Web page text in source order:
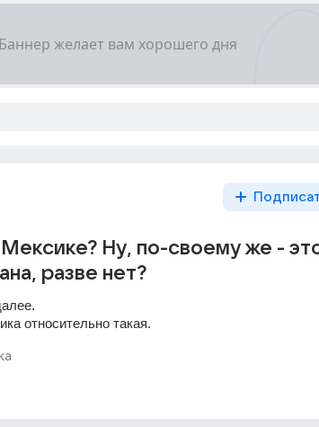
Ну, по-своему же -
разве нет?
относительно такая.